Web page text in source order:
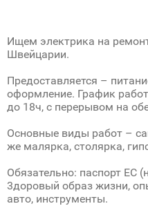
Ищем электрика на
Швейцарии.
Предоставляется –
оформление. График
до 18ч, с перерывом на
Основные виды работ –
же малярка, столярка,
Обязательно: паспорт ЕС
3доровый образ жизни,
авто, инструменты.